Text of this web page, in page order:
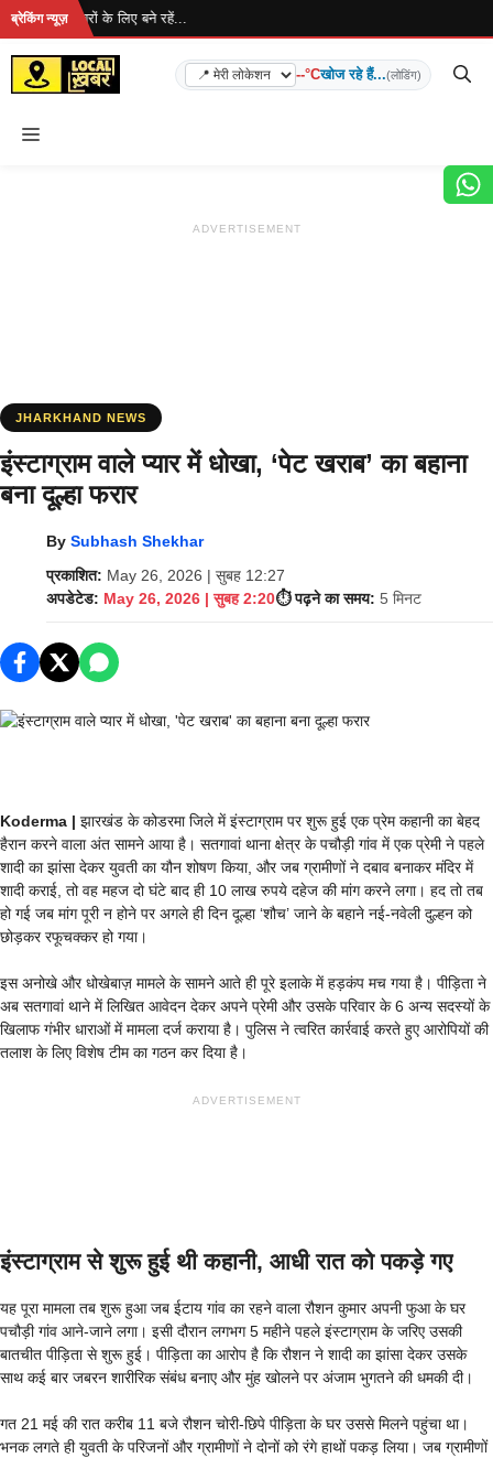
Skip
content
ब्रेकिंग न्यूज़
है... ताज़ा खबरों के लिए बने रहें...
--°Cखोज रहे हैं...(लोडिंग)
Menu
ADVERTISEMENT
JHARKHAND NEWS
इंस्टाग्राम वाले प्यार में धोखा, ‘पेट खराब’ का बहाना
बना दूल्हा फरार
By Subhash Shekhar
प्रकाशित: May 26, 2026 | सुबह 12:27
अपडेटेड: May 26, 2026 | सुबह 2:20⏱️ पढ़ने का समय: 5 मिनट
Koderma | झारखंड के कोडरमा जिले में इंस्टाग्राम पर शुरू हुई एक प्रेम कहानी का बेहद
हैरान करने वाला अंत सामने आया है। सतगावां थाना क्षेत्र के पचौड़ी गांव में एक प्रेमी ने पहले
शादी का झांसा देकर युवती का यौन शोषण किया, और जब ग्रामीणों ने दबाव बनाकर मंदिर में
शादी कराई, तो वह महज दो घंटे बाद ही 10 लाख रुपये दहेज की मांग करने लगा। हद तो तब
हो गई जब मांग पूरी न होने पर अगले ही दिन दूल्हा ‘शौच’ जाने के बहाने नई-नवेली दुल्हन को
छोड़कर रफूचक्कर हो गया।
इस अनोखे और धोखेबाज़ मामले के सामने आते ही पूरे इलाके में हड़कंप मच गया है। पीड़िता ने
अब सतगावां थाने में लिखित आवेदन देकर अपने प्रेमी और उसके परिवार के 6 अन्य सदस्यों के
खिलाफ गंभीर धाराओं में मामला दर्ज कराया है। पुलिस ने त्वरित कार्रवाई करते हुए आरोपियों की
तलाश के लिए विशेष टीम का गठन कर दिया है।
ADVERTISEMENT
इंस्टाग्राम से शुरू हुई थी कहानी, आधी रात को पकड़े गए
यह पूरा मामला तब शुरू हुआ जब ईटाय गांव का रहने वाला रौशन कुमार अपनी फुआ के घर
पचौड़ी गांव आने-जाने लगा। इसी दौरान लगभग 5 महीने पहले इंस्टाग्राम के जरिए उसकी
बातचीत पीड़िता से शुरू हुई। पीड़िता का आरोप है कि रौशन ने शादी का झांसा देकर उसके
साथ कई बार जबरन शारीरिक संबंध बनाए और मुंह खोलने पर अंजाम भुगतने की धमकी दी।
गत 21 मई की रात करीब 11 बजे रौशन चोरी-छिपे पीड़िता के घर उससे मिलने पहुंचा था।
भनक लगते ही युवती के परिजनों और ग्रामीणों ने दोनों को रंगे हाथों पकड़ लिया। जब ग्रामीणों